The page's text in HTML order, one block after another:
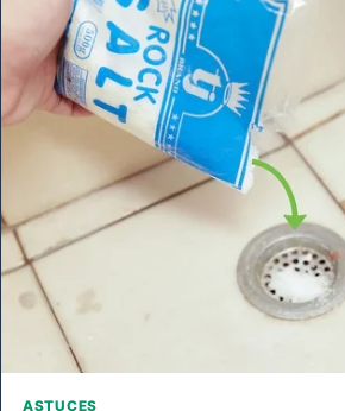
ASTUCES